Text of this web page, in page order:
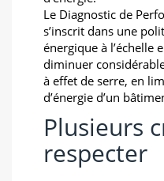
Le Diagnostic de
s’inscrit dans une
énergique à l’échelle
diminuer
à effet de serre, en
d’énergie d’un
Plusieurs
respecter